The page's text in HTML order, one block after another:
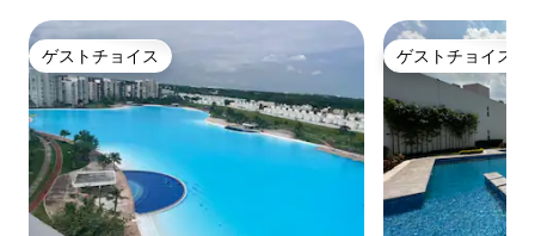
ゲストチョイス
ゲストチョイス ゲストチョイス
ゲストチョイス